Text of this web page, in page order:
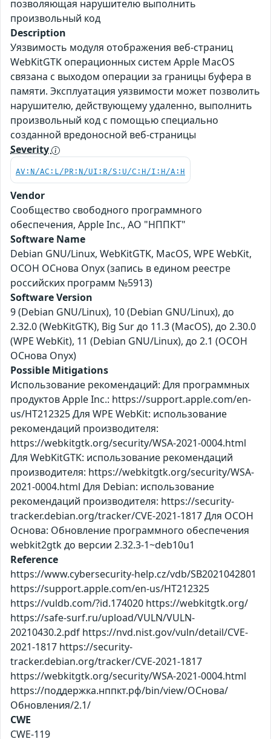
позволяющая нарушителю выполнить
произвольный код
Description
Уязвимость модуля отображения веб-страниц
WebKitGTK операционных систем Apple MacOS
связана с выходом операции за границы буфера в
памяти. Эксплуатация уязвимости может позволить
нарушителю, действующему удаленно, выполнить
произвольный код с помощью специально
созданной вредоносной веб-страницы
Severity
AV:N/AC:L/PR:N/UI:R/S:U/C:H/I:H/A:H
Vendor
Сообщество свободного программного
обеспечения, Apple Inc., АО "НППКТ"
Software Name
Debian GNU/Linux, WebKitGTK, MacOS, WPE WebKit,
ОСОН ОСнова Оnyx (запись в едином реестре
российских программ №5913)
Software Version
9 (Debian GNU/Linux), 10 (Debian GNU/Linux), до
2.32.0 (WebKitGTK), Big Sur до 11.3 (MacOS), до 2.30.0
(WPE WebKit), 11 (Debian GNU/Linux), до 2.1 (ОСОН
ОСнова Оnyx)
Possible Mitigations
Использование рекомендаций: Для программных
продуктов Apple Inc.: https://support.apple.com/en-
us/HT212325 Для WPE WebKit: использование
рекомендаций производителя:
https://webkitgtk.org/security/WSA-2021-0004.html
Для WebKitGTK: использование рекомендаций
производителя: https://webkitgtk.org/security/WSA-
2021-0004.html Для Debian: использование
рекомендаций производителя: https://security-
tracker.debian.org/tracker/CVE-2021-1817 Для ОСОН
Основа: Обновление программного обеспечения
webkit2gtk до версии 2.32.3-1~deb10u1
Reference
https://www.cybersecurity-help.cz/vdb/SB2021042801
https://support.apple.com/en-us/HT212325
https://vuldb.com/?id.174020 https://webkitgtk.org/
https://safe-surf.ru/upload/VULN/VULN-
20210430.2.pdf https://nvd.nist.gov/vuln/detail/CVE-
2021-1817 https://security-
tracker.debian.org/tracker/CVE-2021-1817
https://webkitgtk.org/security/WSA-2021-0004.html
https://поддержка.нппкт.рф/bin/view/ОСнова/
Обновления/2.1/
CWE
CWE-119